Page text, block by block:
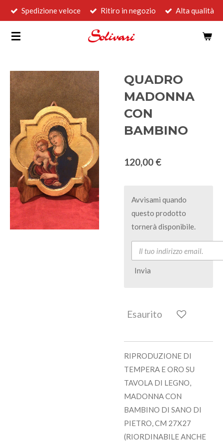
Vai
contenuto
Spedizione veloce Ritiro in negozio Alta qualità
QUADRO
MADONNA
CON
BAMBINO
120,00 €
Avvisami quando
questo prodotto
tornerà disponibile.
Invia
Esaurito
RIPRODUZIONE DI
TEMPERA E ORO SU
TAVOLA DI LEGNO,
MADONNA CON
BAMBINO DI SANO DI
PIETRO, CM 27X27
(RIORDINABILE ANCHE